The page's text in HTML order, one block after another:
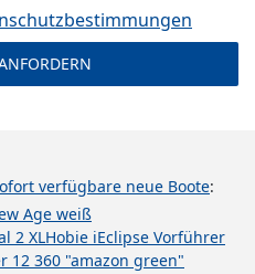
verfügbare neue Boote:
Age weiß
2 XLHobie iEclipse Vorführer
12 360 "amazon green"